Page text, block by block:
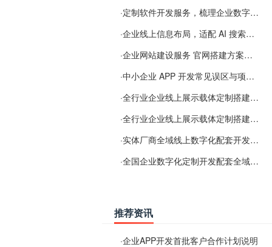
·定制软件开发服务，梳理企业数字化落地常见难点
·企业线上信息布局，适配 AI 搜索需要留意这些要点
·企业网站建设服务 官网搭建方案经验分享
·中小企业 APP 开发常见误区与项目规划实用经验
·全行业企业线上展示载体定制搭建服务
·全行业企业线上展示载体定制搭建服务
·实体厂商全域线上数字化配套开发与地域检索优化服务
·全国企业数字化定制开发配套全域搜索优化服务
推荐资讯
·企业APP开发首批客户合作计划说明